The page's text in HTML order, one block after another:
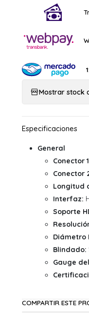
Mostrar stock
General
Conector
Conector
Longitud
Interfaz:
Soporte
Diámetro
Blindado:
Gauge
COMPARTIR ESTE